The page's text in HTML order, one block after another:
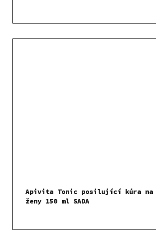
Apivita Tonic posilující kúra na
ženy 150 ml SADA